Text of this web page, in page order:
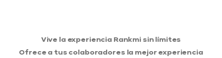
Vive la experiencia Rankmi sin límites
Ofrece a tus colaboradores la mejor experiencia